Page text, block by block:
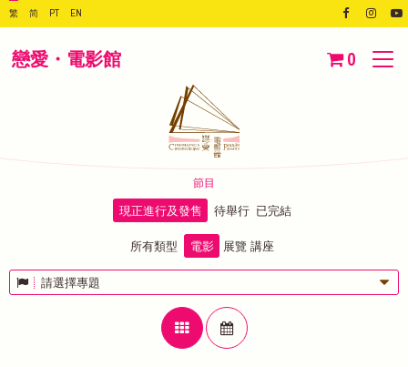
繁 简 PT EN
戀愛・電影館 0
節目
現正進行及發售 待舉行 已完結
所有類型 電影 展覽 講座
請選擇專題